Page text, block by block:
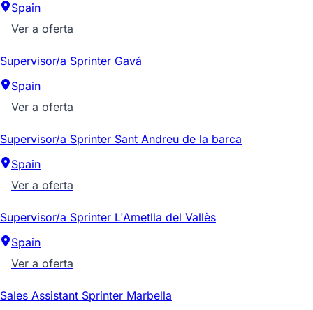
Spain
Ver a oferta
Supervisor/a Sprinter Gavá
Spain
Ver a oferta
Supervisor/a Sprinter Sant Andreu de la barca
Spain
Ver a oferta
Supervisor/a Sprinter L'Ametlla del Vallès
Spain
Ver a oferta
Sales Assistant Sprinter Marbella